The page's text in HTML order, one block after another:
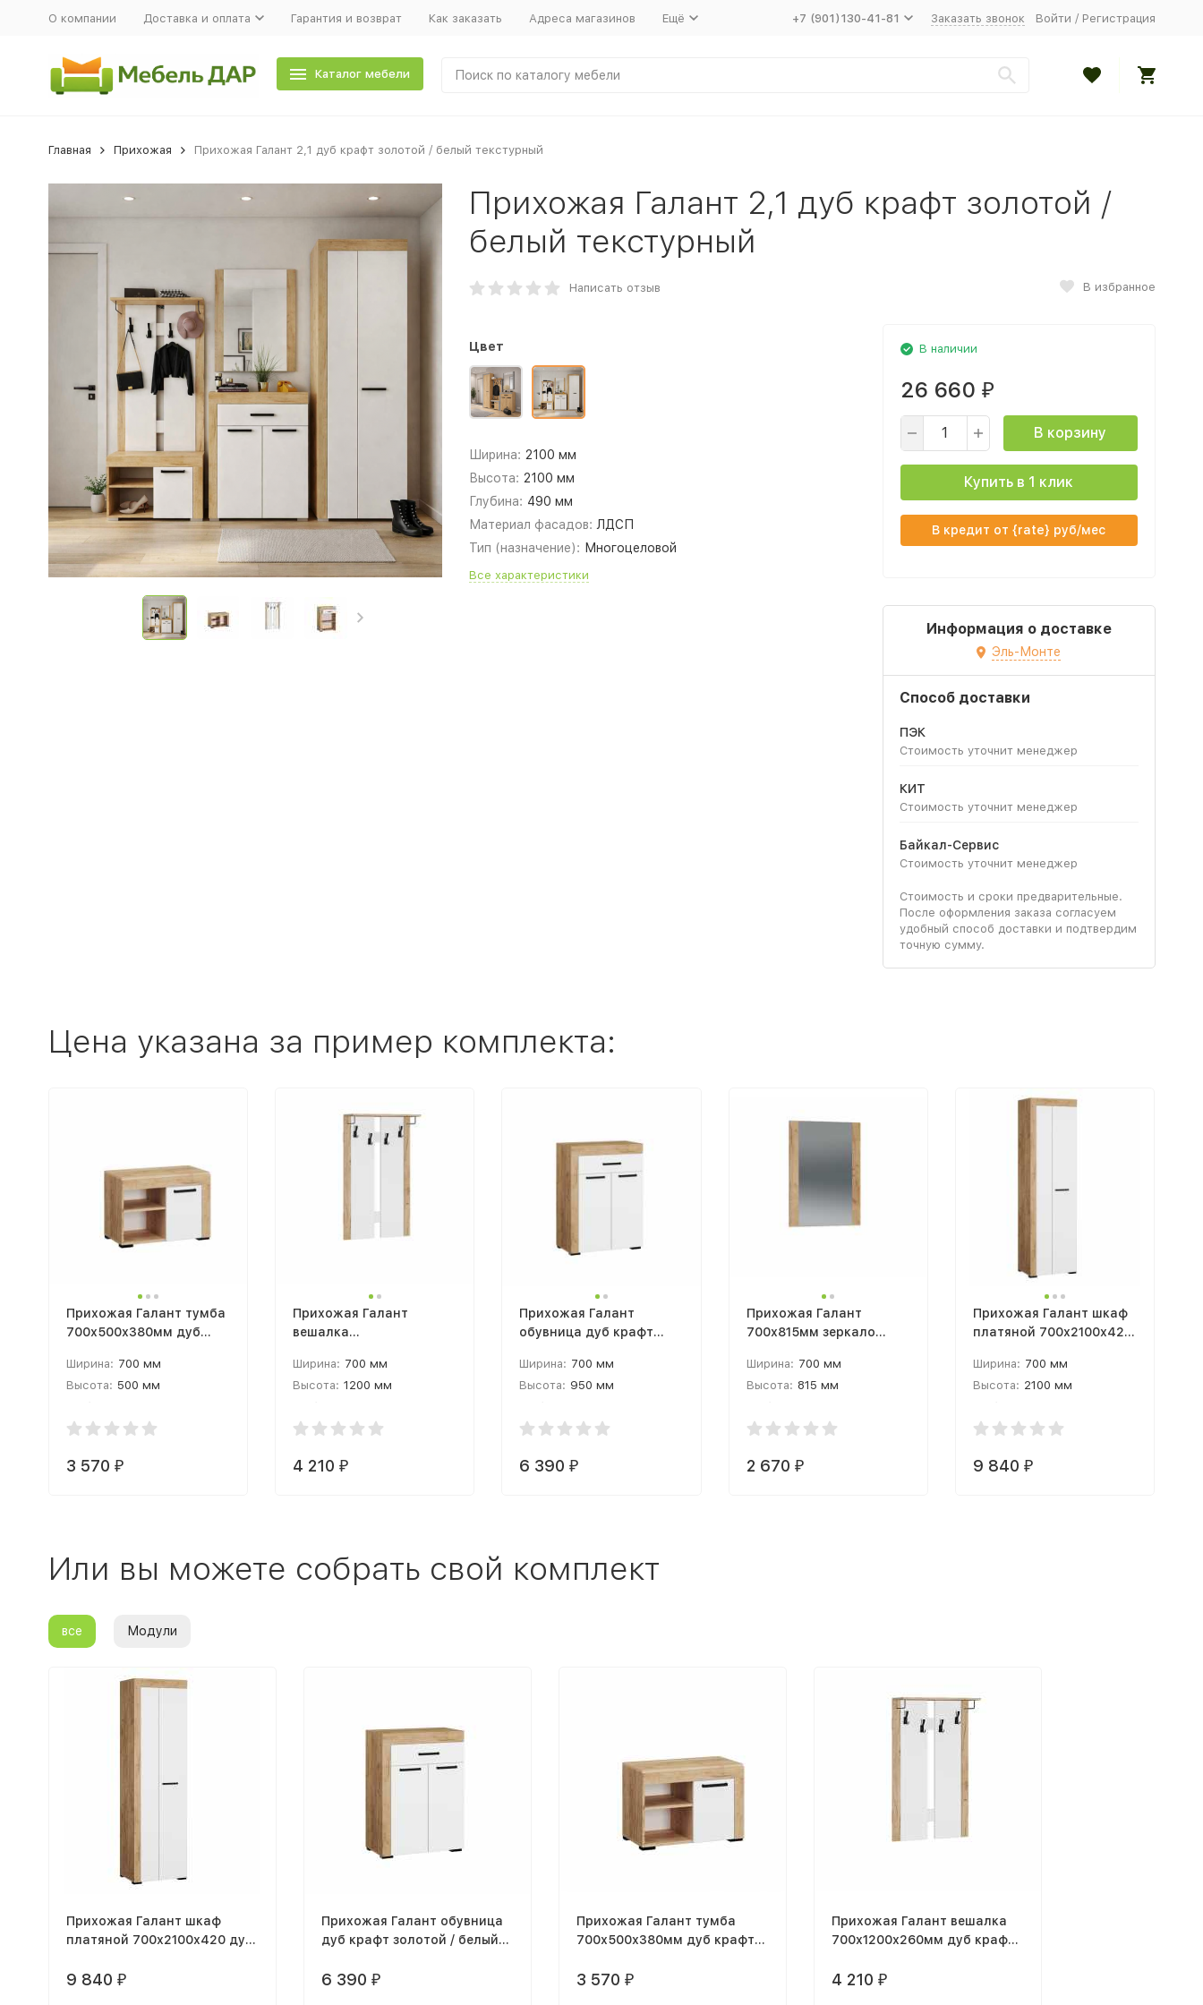
О компании Доставка и оплата Гарантия и возврат Как заказать Адреса магазинов Ещё +7 (901)130-41-81 Заказать звонок Войти / Регистрация
Каталог мебели
Главная Прихожая Прихожая Галант 2,1 дуб крафт золотой / белый текстурный
Прихожая Галант 2,1 дуб крафт золотой /
белый текстурный
Написать отзыв В избранное
Цвет
Ширина: 2100 мм
Высота: 2100 мм
Глубина: 490 мм
Материал фасадов: ЛДСП
Тип (назначение): Многоцеловой
Все характеристики
В наличии
26 660 ₽
В корзину
Купить в 1 клик
В кредит от {rate} руб/мес
Информация о доставке
Эль-Монте
Способ доставки
ПЭК
Стоимость уточнит менеджер
КИТ
Стоимость уточнит менеджер
Байкал-Сервис
Стоимость уточнит менеджер
Стоимость и сроки предварительные.
После оформления заказа согласуем
удобный способ доставки и подтвердим
точную сумму.
Цена указана за пример комплекта:
Прихожая Галант тумба
700х500х380мм дуб
белый с тиснением
древеные поры
Ширина: 700 мм
Высота: 500 мм
3 570 ₽
Прихожая Галант
вешалка
крафт золотой / белый с
тиснением древеные
Ширина: 700 мм
Высота: 1200 мм
4 210 ₽
Прихожая Галант
обувница дуб крафт
тиснением древеные
поры
Ширина: 700 мм
Высота: 950 мм
6 390₽
Прихожая Галант
700х815мм зеркало
Ширина: 700 мм
Высота: 815 мм
2 670 ₽
Прихожая Галант шкаф
платяной 700х2100х420
белый тестурный
Ширина: 700 мм
Высота: 2100 мм
9 840₽
Или вы можете собрать свой комплект
все Модули
Прихожая Галант шкаф
платяной 700х2100х420 дуб
тестурный
9 840 ₽
Прихожая Галант обувница
дуб крафт золотой / белый
поры
6 390 ₽
Прихожая Галант тумба
700х500х380мм дуб крафт
тиснением древеные поры
3 570 ₽
Прихожая Галант вешалка
700х1200х260мм дуб крафт
древеные поры
4 210 ₽